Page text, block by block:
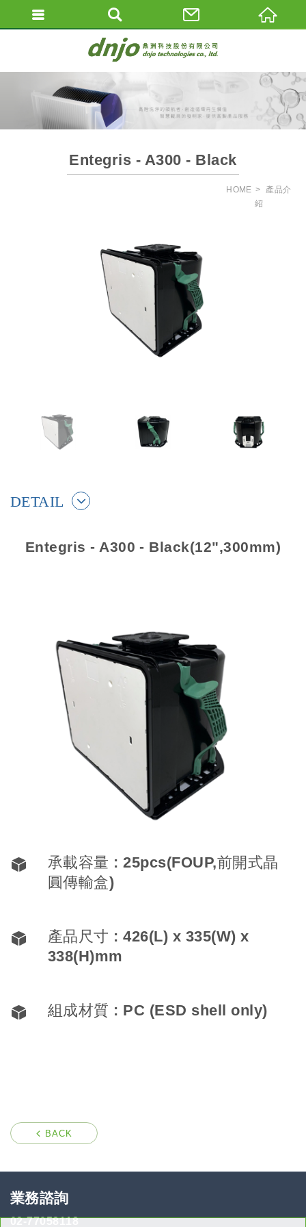
HOME
產品介
紹
Entegris - A300 - Black
DETAIL
Entegris - A300 - Black(12",300mm)
承載容量 : 25pcs(FOUP,前開式晶
圓傳輸盒)
產品尺寸 : 426(L) x 335(W) x
338(H)mm
組成材質 : PC (ESD shell only)
BACK
業務諮詢
02-77058118